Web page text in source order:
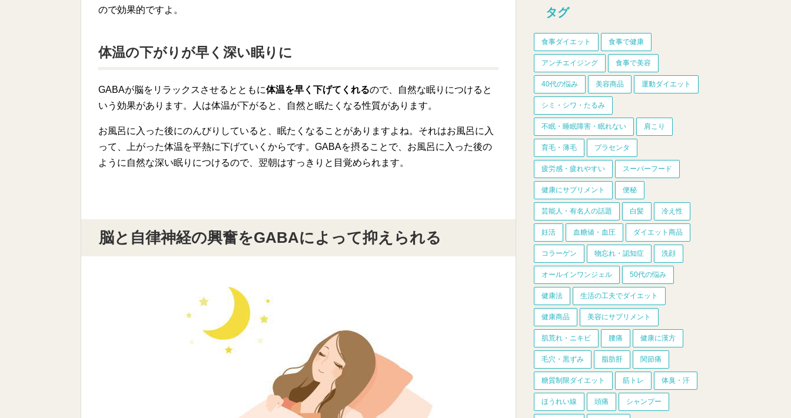
ので効果的ですよ。
体温の下がりが早く深い眠りに
GABAが脳をリラックスさせるとともに体温を早く下げてくれるので、自然な眠りにつけると
いう効果があります。人は体温が下がると、自然と眠たくなる性質があります。
お風呂に入った後にのんびりしていると、眠たくなることがありますよね。それはお風呂に入
って、上がった体温を平熱に下げていくからです。GABAを摂ることで、お風呂に入った後の
ように自然な深い眠りにつけるので、翌朝はすっきりと目覚められます。
脳と自律神経の興奮をGABAによって抑えられる
タグ
食事ダイエット 食事で健康
アンチエイジング 食事で美容
40代の悩み 美容商品 運動ダイエット
シミ・シワ・たるみ
不眠・睡眠障害・眠れない 肩こり
育毛・薄毛 プラセンタ
疲労感・疲れやすい スーパーフード
健康にサプリメント 便秘
芸能人・有名人の話題 白髪 冷え性
妊活 血糖値・血圧 ダイエット商品
コラーゲン 物忘れ・認知症 洗顔
オールインワンジェル 50代の悩み
健康法 生活の工夫でダイエット
健康商品 美容にサプリメント
肌荒れ・ニキビ 腰痛 健康に漢方
毛穴・黒ずみ 脂肪肝 関節痛
糖質制限ダイエット 筋トレ 体臭・汗
ほうれい線 頭痛 シャンプー